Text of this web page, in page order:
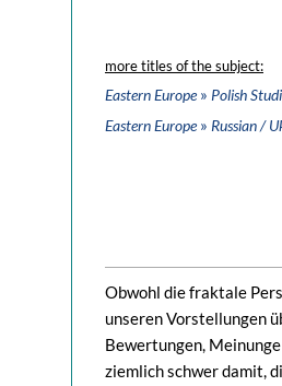
more titles of the subject:
Eastern Europe» Polish
Eastern Europe» Russian /
Obwohl die fraktale
unseren Vorstellungen
Bewertungen,
ziemlich schwer damit,